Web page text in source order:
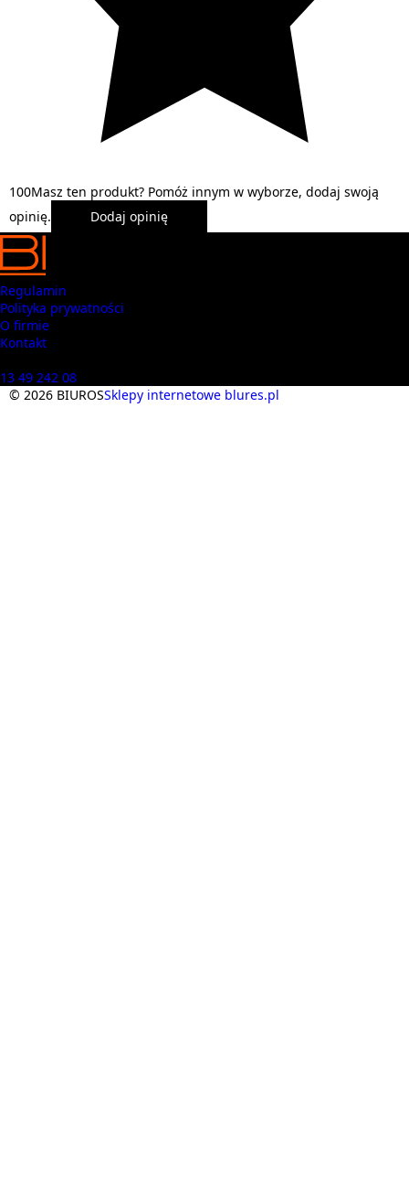
100Masz ten produkt? Pomóż innym w wyborze, dodaj swoją
opinię.
Dodaj opinię
Regulamin
Polityka prywatności
O firmie
Kontakt
13 49 242 08
© 2026 BIUROSSklepy internetowe blures.pl